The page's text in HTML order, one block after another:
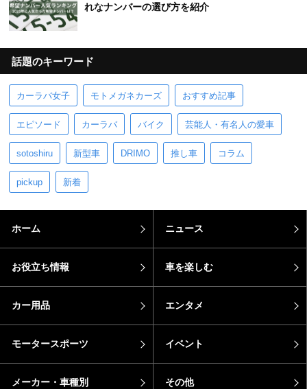
れなナンバーの選び方を紹介
話題のキーワード
カーラバ女子 モトメガネカーズ おすすめ記事
エピソード カーラバ バイク 芸能人・有名人の愛車
sotoshiru 新型車 DRIMO 推し車 コラム
pickup 新着
ホーム ニュース
お役立ち情報 車を楽しむ
カー用品 エンタメ
モータースポーツ イベント
メーカー・車種別 その他